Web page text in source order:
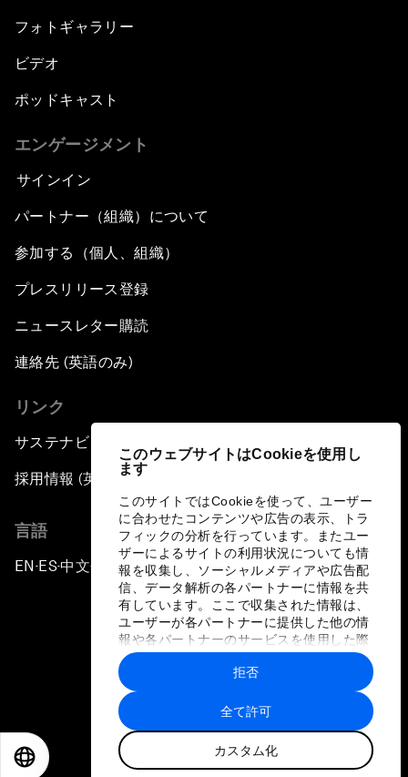
このウェブサイトはCookieを使用し
ます
このサイトではCookieを使って、ユーザー
に合わせたコンテンツや広告の表示、トラ
フィックの分析を行っています。またユー
ザーによるサイトの利用状況についても情
報を収集し、ソーシャルメディアや広告配
信、データ解析の各パートナーに情報を共
有しています。ここで収集された情報は、
ユーザーが各パートナーに提供した他の情
報や各パートナーのサービスを使用した際
に収集された情報と組み合わされ、各パー
トナーによって使用されることがありま
す。
全て許可
カスタム化
拒否
フォトギャラリー
ビデオ
ポッドキャスト
エンゲージメント
サインイン
パートナー（組織）について
参加する（個人、組織）
プレスリリース登録
ニュースレター購読
連絡先 (英語のみ)
リンク
サステナビリティへの取り組み
採用情報 (英語のみ)
言語
EN ▪ES▪中文▪ 日本語
プライバシーポリシーと利用規約
サイトマップ
©
世界経済フォーラム